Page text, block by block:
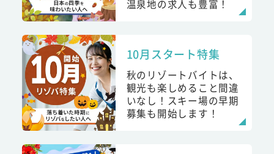
温泉地の求人も豊富！
10月スタート特集
秋のリゾートバイトは、
観光も楽しめること間違
いなし！スキー場の早期
募集も開始します！